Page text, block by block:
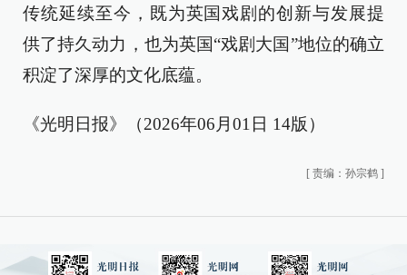
传统延续至今，既为英国戏剧的创新与发展提
供了持久动力，也为英国“戏剧大国”地位的确立
积淀了深厚的文化底蕴。
《光明日报》（2026年06月01日 14版）
[ 责编：孙宗鹤 ]